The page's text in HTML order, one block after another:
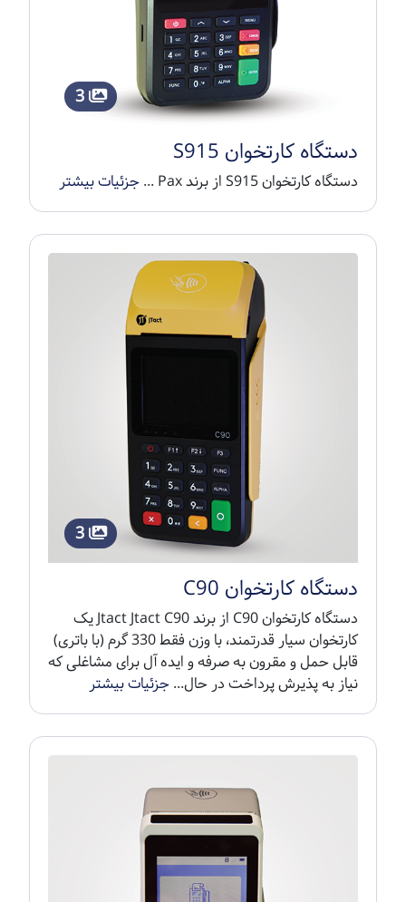
3
دستگاه کارتخوان S915
دستگاه کارتخوان S915 از برند Pax ... جزئیات بیشتر
3
دستگاه کارتخوان C90
دستگاه کارتخوان C90 از برند Jtact Jtact C90 یک
کارتخوان سیار قدرتمند، با وزن فقط 330 گرم (با باتری)
قابل حمل و مقرون به صرفه و ایده آل برای مشاغلی که
نیاز به پذیرش پرداخت در حال...جزئیات بیشتر